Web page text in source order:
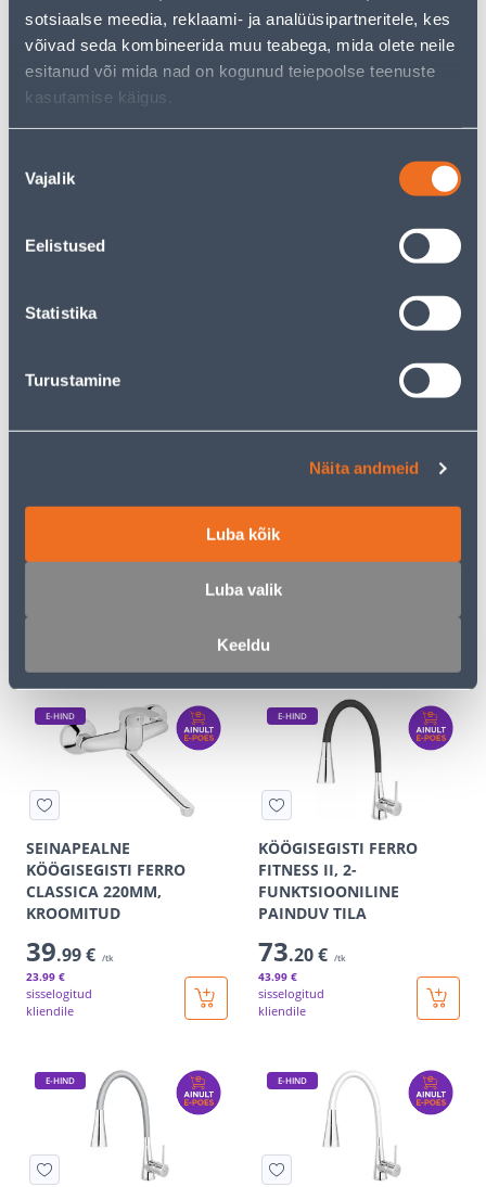
sotsiaalse meedia, reklaami- ja analüüsipartneritele, kes
võivad seda kombineerida muu teabega, mida olete neile
esitanud või mida nad on kogunud teiepoolse teenuste
kasutamise käigus.
valik
Vajalik
Eelistused
Statistika
Turustamine
Näita andmeid
Luba kõik
Luba valik
Keeldu
VÄLJATÕMMATAV TILA
60.00 €
E-HIND
RETRO NEW XD4, KROOM
KÖÖGISEGISTI FERRO
32
kliendile
E-HIND
SEINAPEALNE
KÖÖGISEGISTI FERRO
CLASSICA 220MM,
KROOMITUD
39.99 € /tk
23.99 €
sisselogitud
kliendile
E-HIND
KÖÖGISEGISTI FERRO
FITNESS II, 2-
FUNKTSIOONILINE
PAINDUV TILA
73.20 € /tk
43.99 €
sisselogitud
kliendile
E-HIND E-HIND